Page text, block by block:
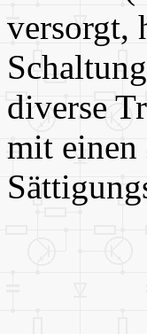
versorgt,
diverse
mit einen